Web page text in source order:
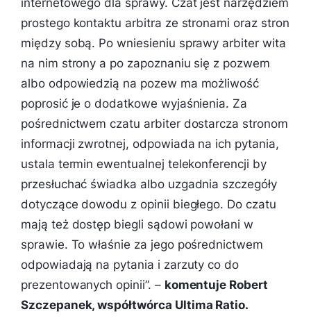
prostego kontaktu arbitra ze stronami oraz stron
między sobą. Po wniesieniu sprawy arbiter wita
na nim strony a po zapoznaniu się z pozwem
albo odpowiedzią na pozew ma możliwość
poprosić je o dodatkowe wyjaśnienia. Za
pośrednictwem czatu arbiter dostarcza stronom
informacji zwrotnej, odpowiada na ich pytania,
ustala termin ewentualnej telekonferencji by
przesłuchać świadka albo uzgadnia szczegóły
dotyczące dowodu z opinii biegłego. Do czatu
mają też dostęp biegli sądowi powołani w
sprawie. To właśnie za jego pośrednictwem
odpowiadają na pytania i zarzuty co do
prezentowanych opinii”. – komentuje Robert
Szczepanek, współtwórca Ultima Ratio.